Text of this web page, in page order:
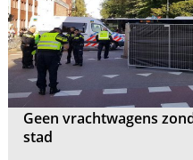
Geen vrachtwagens
stad